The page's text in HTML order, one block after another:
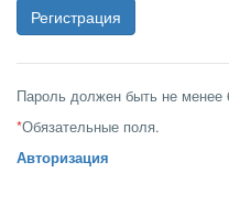
Пароль должен быть не менее
*Обязательные поля.
Авторизация